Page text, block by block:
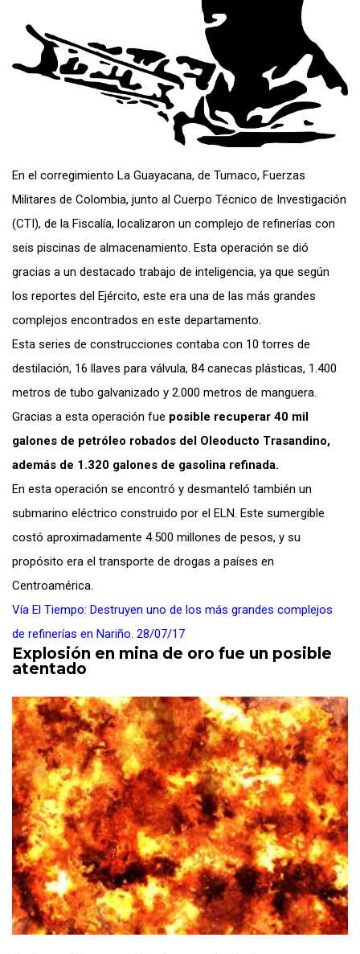
En el corregimiento La Guayacana, de Tumaco, Fuerzas
Militares de Colombia, junto al Cuerpo Técnico de Investigación
(CTI), de la Fiscalía, localizaron un complejo de refinerías con
seis piscinas de almacenamiento. Esta operación se dió
gracias a un destacado trabajo de inteligencia, ya que según
los reportes del Ejército, este era una de las más grandes
complejos encontrados en este departamento.
Esta series de construcciones contaba con 10 torres de
destilación, 16 llaves para válvula, 84 canecas plásticas, 1.400
metros de tubo galvanizado y 2.000 metros de manguera.
Gracias a esta operación fue posible recuperar 40 mil
galones de petróleo robados del Oleoducto Trasandino,
además de 1.320 galones de gasolina refinada.
En esta operación se encontró y desmanteló también un
submarino eléctrico construido por el ELN. Este sumergible
costó aproximadamente 4.500 millones de pesos, y su
propósito era el transporte de drogas a países en
Centroamérica.
Vía El Tiempo: Destruyen uno de los más grandes complejos
de refinerías en Nariño. 28/07/17
Explosión en mina de oro fue un posible
atentado